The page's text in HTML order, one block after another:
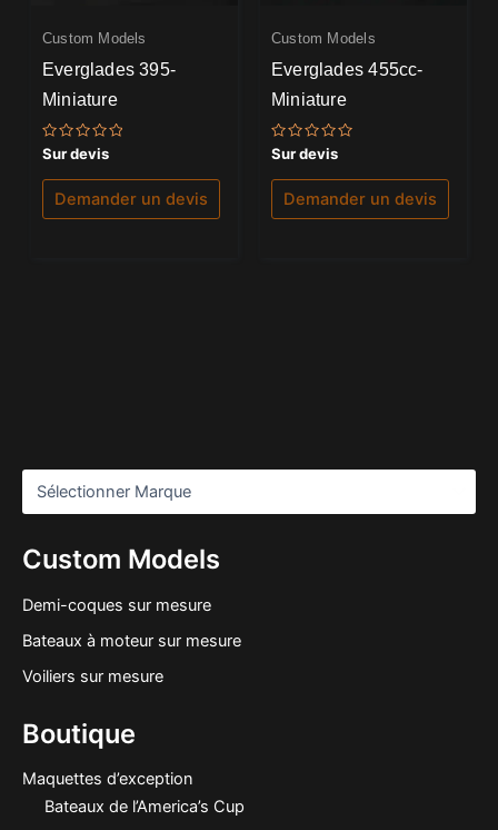
Custom Models
Demi-coques sur mesure
Bateaux à moteur sur mesure
Voiliers sur mesure
Boutique
Maquettes d’exception
Bateaux de l’America’s Cup
Custom Models
Everglades 395-
Miniature
Note
0
sur
Sur devis
Demander un devis
Custom Models
Everglades 455cc-
Miniature
Note
0
sur
Sur devis
Demander un devis